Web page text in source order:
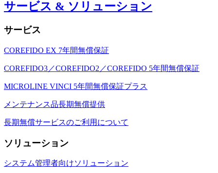
サービス & ソリューション
サービス
COREFIDO EX 7年間無償保証
COREFIDO3／COREFIDO2／COREFIDO 5年間無償保証
MICROLINE VINCI 5年間無償保証プラス
メンテナンス品長期無償提供
長期無償サービスのご利用について
ソリューション
システム管理者向けソリューション